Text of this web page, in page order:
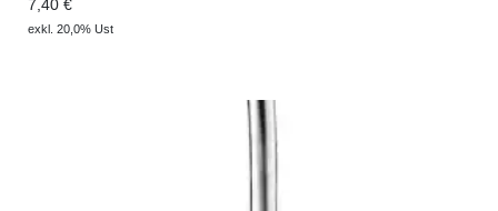
7,40 €
exkl. 20,0% Ust